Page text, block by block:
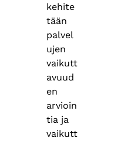
kehite
tään
palvel
ujen
vaikutt
avuud
en
arvioin
tia ja
vaikutt